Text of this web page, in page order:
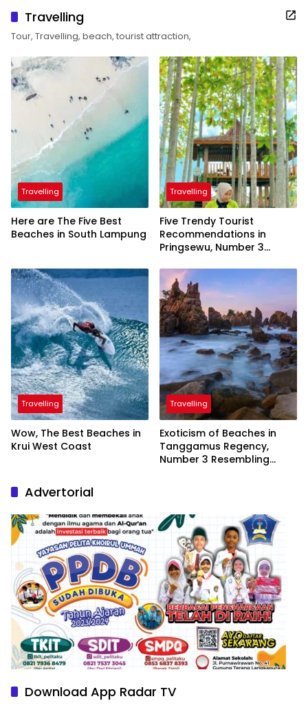
Travelling
Tour, Travelling, beach, tourist attraction,
Travelling
Here are The Five Best
Beaches in South Lampung
Travelling
Five Trendy Tourist
Recommendations in
Pringsewu, Number 3
President
Travelling
Wow, The Best Beaches in
Krui West Coast
Travelling
Exoticism of Beaches in
Tanggamus Regency,
Number 3 Resembling
Advertorial
Download App Radar TV